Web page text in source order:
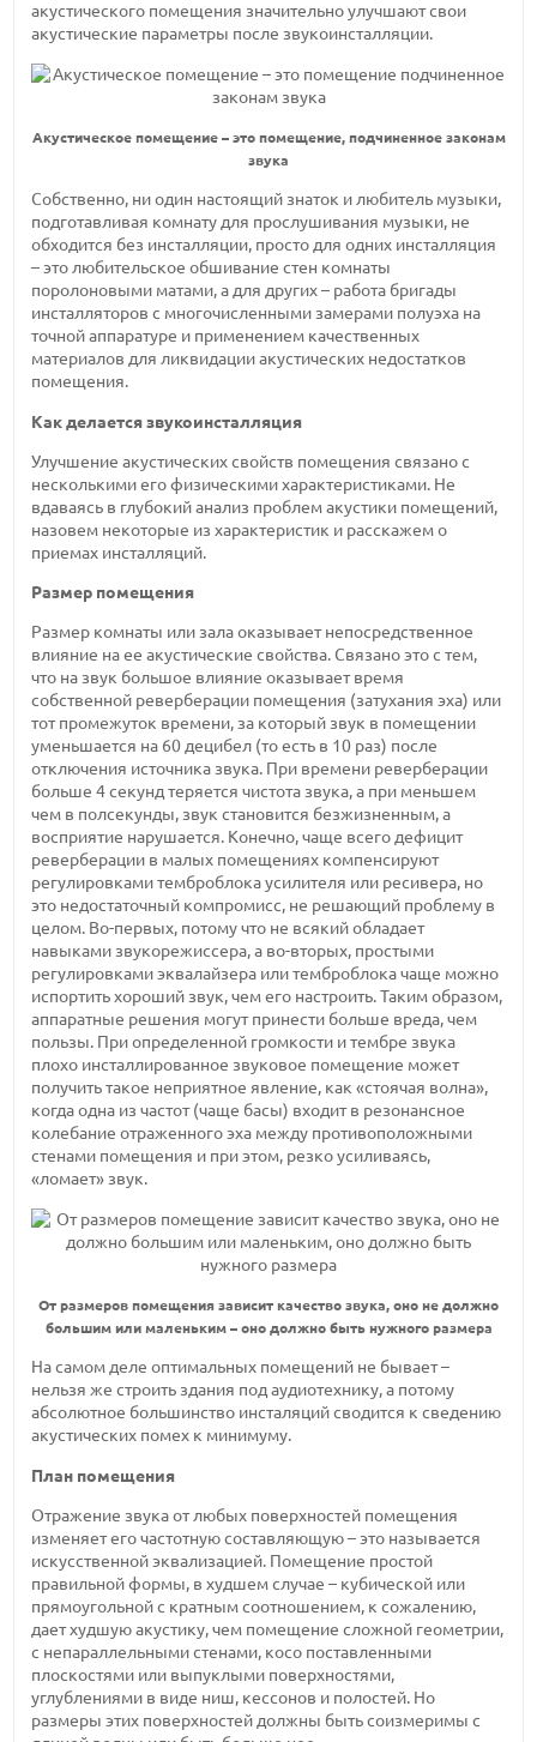
акустического помещения значительно улучшают свои
акустические параметры после звукоинсталляции.
Акустическое помещение – это помещение, подчиненное законам
звука
Собственно, ни один настоящий знаток и любитель музыки,
подготавливая комнату для прослушивания музыки, не
обходится без инсталляции, просто для одних инсталляция
–это любительское обшивание стен комнаты
поролоновыми матами, а для других – работа бригады
инсталляторов с многочисленными замерами полуэха на
точной аппаратуре и применением качественных
материалов для ликвидации акустических недостатков
помещения.
Как делается звукоинсталляция
Улучшение акустических свойств помещения связано с
несколькими его физическими характеристиками. Не
вдаваясь в глубокий анализ проблем акустики помещений,
назовем некоторые из характеристик и расскажем о
приемах инсталляций.
Размер помещения
Размер комнаты или зала оказывает непосредственное
влияние на ее акустические свойства. Связано это с тем,
что на звук большое влияние оказывает время
собственной реверберации помещения (затухания эха) или
тот промежуток времени, за который звук в помещении
уменьшается на 60 децибел (то есть в 10 раз) после
отключения источника звука. При времени реверберации
больше 4 секунд теряется чистота звука, а при меньшем
чем в полсекунды, звук становится безжизненным, а
восприятие нарушается. Конечно, чаще всего дефицит
реверберации в малых помещениях компенсируют
регулировками темброблока усилителя или ресивера, но
это недостаточный компромисс, не решающий проблему в
целом. Во-первых, потому что не всякий обладает
навыками звукорежиссера, а во-вторых, простыми
регулировками эквалайзера или темброблока чаще можно
испортить хороший звук, чем его настроить. Таким образом,
аппаратные решения могут принести больше вреда, чем
пользы. При определенной громкости и тембре звука
плохо инсталлированное звуковое помещение может
получить такое неприятное явление, как «стоячая волна»,
когда одна из частот (чаще басы) входит в резонансное
колебание отраженного эха между противоположными
стенами помещения и при этом, резко усиливаясь,
«ломает» звук.
От размеров помещения зависит качество звука, оно не должно
большим или маленьким – оно должно быть нужного размера
На самом деле оптимальных помещений не бывает –
нельзя же строить здания под аудиотехнику, а потому
абсолютное большинство инсталяций сводится к сведению
акустических помех к минимуму.
План помещения
Отражение звука от любых поверхностей помещения
изменяет его частотную составляющую – это называется
искусственной эквализацией. Помещение простой
правильной формы, в худшем случае – кубической или
прямоугольной с кратным соотношением, к сожалению,
дает худшую акустику, чем помещение сложной геометрии,
с непараллельными стенами, косо поставленными
плоскостями или выпуклыми поверхностями,
углублениями в виде ниш, кессонов и полостей. Но
размеры этих поверхностей должны быть соизмеримы с